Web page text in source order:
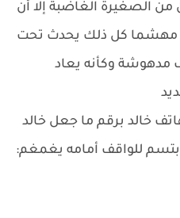
الصغيرة الغاضبة إلا أن
مهشما كل ذلك يحدث تحت
مدهوشة وكأنه يعاد
خالد برقم ما جعل خالد
للواقف أمامه يغمغم: